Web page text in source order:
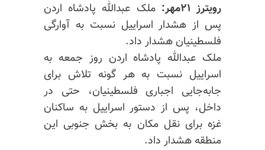
رویترز ۲۱مهر:
ملک عبدالله پادشاه اردن
پس از هشدار اسراییل نسبت به آوارگی
فلسطینیان هشدار داد.
ملک عبدالله پادشاه اردن روز جمعه به
اسراییل نسبت به هر گونه تلاش برای
جابه‌جایی اجباری فلسطینیان، حتی در
داخل، پس از دستور اسراییل به ساکنان
غزه برای نقل مکان به بخش جنوبی این
منطقه هشدار داد.